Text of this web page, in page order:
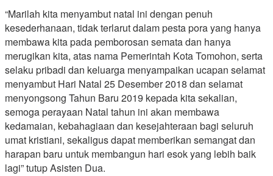
“Marilah kita menyambut natal ini dengan penuh
kesederhanaan, tidak terlarut dalam pesta pora yang hanya
membawa kita pada pemborosan semata dan hanya
merugikan kita, atas nama Pemerintah Kota Tomohon, serta
selaku pribadi dan keluarga menyampaikan ucapan selamat
menyambut Hari Natal 25 Desember 2018 dan selamat
menyongsong Tahun Baru 2019 kepada kita sekalian,
semoga perayaan Natal tahun ini akan membawa
kedamaian, kebahagiaan dan kesejahteraan bagi seluruh
umat kristiani, sekaligus dapat memberikan semangat dan
harapan baru untuk membangun hari esok yang lebih baik
lagi” tutup Asisten Dua.